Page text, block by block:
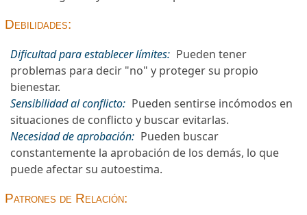
Debilidades:
Dificultad para establecer límites: Pueden tener
problemas para decir "no" y proteger su propio
bienestar.
Sensibilidad al conflicto: Pueden sentirse incómodos en
situaciones de conflicto y buscar evitarlas.
Necesidad de aprobación: Pueden buscar
constantemente la aprobación de los demás, lo que
puede afectar su autoestima.
Patrones de Relación: